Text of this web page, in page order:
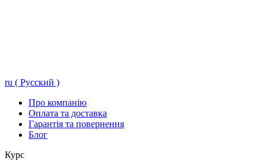
ru ( Русский )
Про компанію
Оплата та доставка
Гарантія та повернення
Блог
Курс